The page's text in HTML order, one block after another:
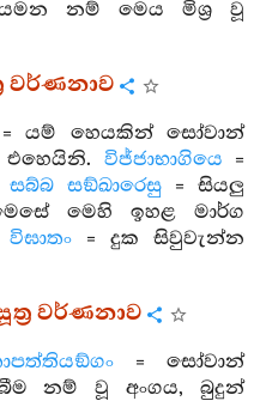
නම් මෙය මිශ්‍ර වූ
වර්ණනාව
= යම් හෙයකින් සෝවාන්
එහෙයිනි. විජ්ජාභාගියෙ =
සබ්බ සඞ්ඛාරෙසු= සියලු
මෙහි ඉහළ මාර්ග
විඝාතං = දුක සිවුවැන්න
වර්ණනාව
= සෝවාන්
නම් වූ අංගය, බුදුන්